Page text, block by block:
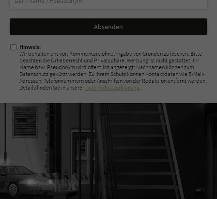
Nicht
ausfüllen!
Hinweis:
Wir behalten uns vor, Kommentare ohne Angabe von Gründen zu löschen. Bitte
beachten Sie Urheberrecht und Privatsphäre; Werbung ist nicht gestattet. Ihr
Name bzw. Pseudonym wird öffentlich angezeigt; Nachnamen können zum
Datenschutz gekürzt werden. Zu Ihrem Schutz können Kontaktdaten wie E-Mail-
Adressen, Telefonnummern oder Anschriften von der Redaktion entfernt werden.
Details finden Sie in unserer Datenschutzerklärung